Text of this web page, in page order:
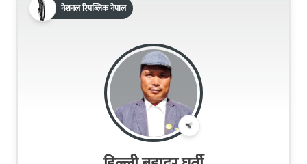
नेशनल रिपब्लिक नेपाल